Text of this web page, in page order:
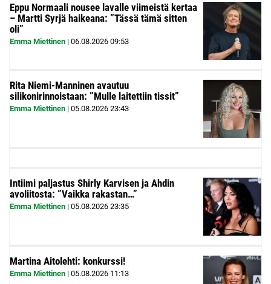
Eppu Normaali nousee lavalle viimeistä kertaa
– Martti Syrjä haikeana: ”Tässä tämä sitten
oli”
Emma Miettinen | 06.08.2026 09:53
Rita Niemi-Manninen avautuu
silikonirinnoistaan: ”Mulle laitettiin tissit”
Emma Miettinen | 05.08.2026 23:43
Intiimi paljastus Shirly Karvisen ja Ahdin
avoliitosta: ”Vaikka rakastan…”
Emma Miettinen | 05.08.2026 23:35
Martina Aitolehti: konkurssi!
Emma Miettinen | 05.08.2026 11:13